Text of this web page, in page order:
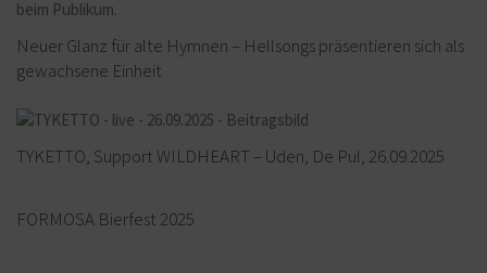
Neuer Glanz für alte Hymnen – Hellsongs präsentieren sich als
gewachsene Einheit
TYKETTO, Support WILDHEART – Uden, De Pul, 26.09.2025
FORMOSA Bierfest 2025